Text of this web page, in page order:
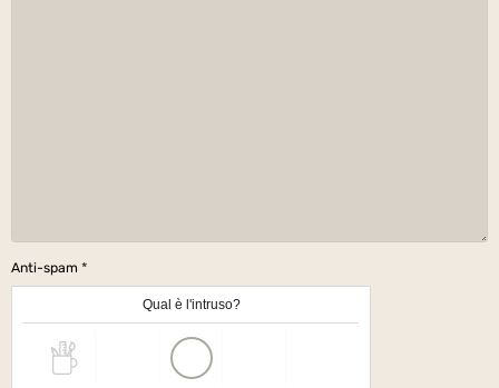
Anti-spam
Qual è l'intruso?